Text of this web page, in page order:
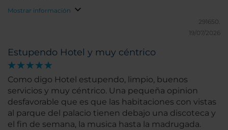
Mostrar información
291650.
19/07/2026
Estupendo Hotel y muy céntrico
Como digo Hotel estupendo, limpio, buenos
servicios y muy céntrico. Una pequeña opinion
desfavorable que es que las habitaciones con vistas
al parque del palacio tienen debajo una discoteca y
el fin de semana, la musica hasta la madrugada.